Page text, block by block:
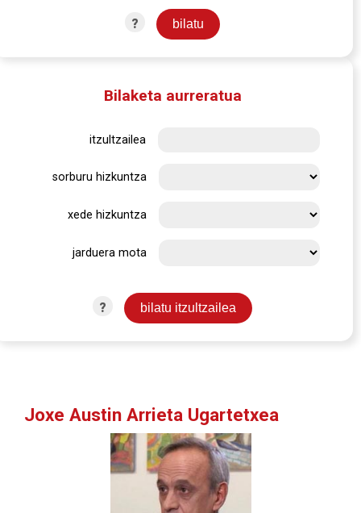
?
Bilaketa aurreratua
itzultzailea
sorburu hizkuntza
xede hizkuntza
jarduera mota
?
Joxe Austin Arrieta Ugartetxea